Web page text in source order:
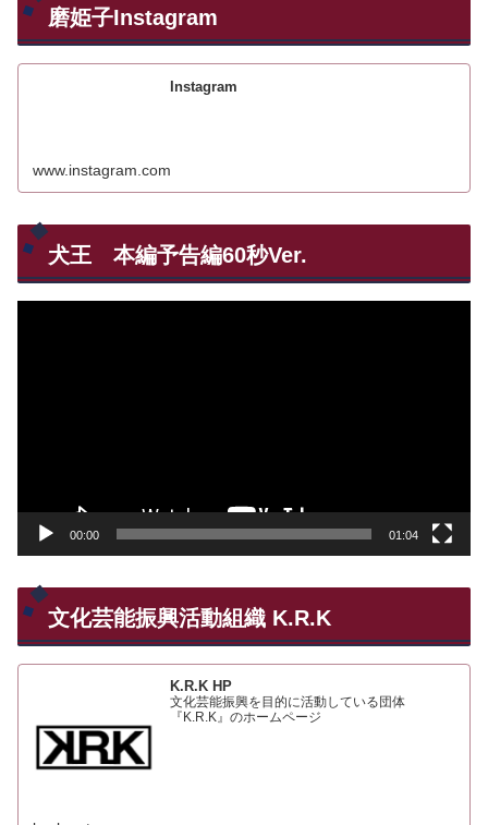
磨姫子Instagram
Instagram
www.instagram.com
犬王 本編予告編60秒Ver.
00:00 01:04
文化芸能振興活動組織 K.R.K
K.R.K HP
文化芸能振興を目的に活動している団体
『K.R.K』のホームページ